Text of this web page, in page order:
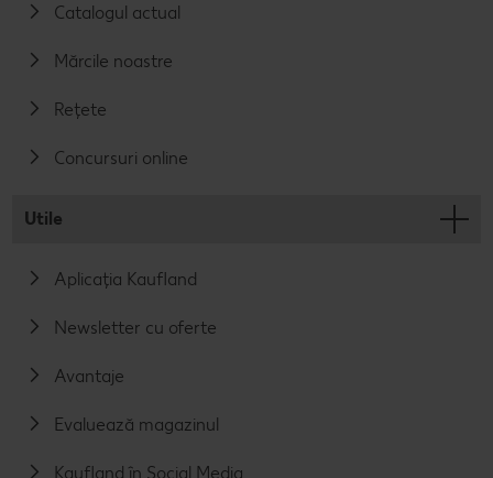
Catalogul actual
Mărcile noastre
Rețete
Concursuri online
Utile
Aplicația Kaufland
Newsletter cu oferte
Avantaje
Evaluează magazinul
Kaufland în Social Media